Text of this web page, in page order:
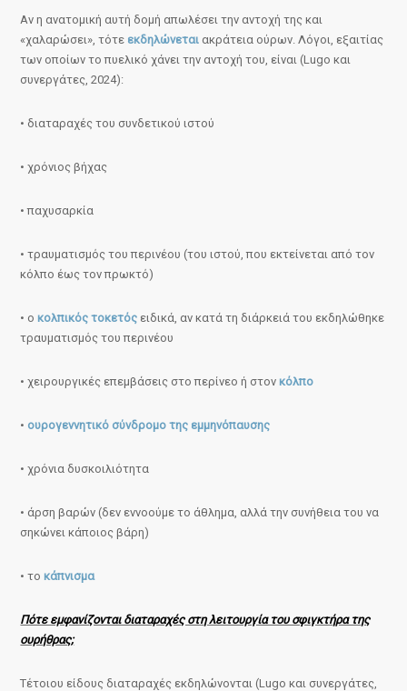
Αν η ανατομική αυτή δομή απωλέσει την αντοχή της και
«χαλαρώσει», τότε εκδηλώνεται ακράτεια ούρων. Λόγοι, εξαιτίας
των οποίων το πυελικό χάνει την αντοχή του, είναι (Lugo και
συνεργάτες, 2024):
• διαταραχές του συνδετικού ιστού
• χρόνιος βήχας
• παχυσαρκία
• τραυματισμός του περινέου (του ιστού, που εκτείνεται από τον
κόλπο έως τον πρωκτό)
• ο κολπικός τοκετός ειδικά, αν κατά τη διάρκειά του εκδηλώθηκε
τραυματισμός του περινέου
• χειρουργικές επεμβάσεις στο περίνεο ή στονκόλπο
• ουρογεννητικό σύνδρομο της εμμηνόπαυσης
• χρόνια δυσκοιλιότητα
• άρση βαρών (δεν εννοούμε το άθλημα, αλλά την συνήθεια του να
σηκώνει κάποιος βάρη)
• τοκάπνισμα
Πότε εμφανίζονται διαταραχές στη λειτουργία του σφιγκτήρα της
ουρήθρας;
Τέτοιου είδους διαταραχές εκδηλώνονται (Lugo και συνεργάτες,